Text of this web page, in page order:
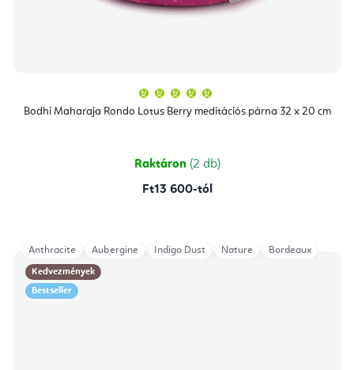
Bodhi Maharaja Rondo Lotus Berry meditációs párna 32 x 20 cm
átlagos
értékelése
csillag.
Raktáron (2 db)
Ft13 600-tól
Kedvezmények
Bestseller
Anthracite Aubergine Indigo Dust Nature Bordeaux